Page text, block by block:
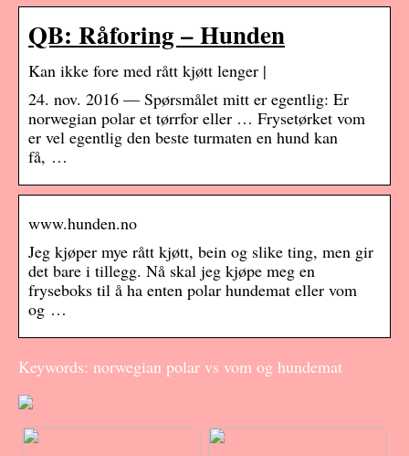
QB: Råforing – Hunden
Kan ikke fore med rått kjøtt lenger |
24. nov. 2016 — Spørsmålet mitt er egentlig: Er
norwegian polar et tørrfor eller … Frysetørket vom
er vel egentlig den beste turmaten en hund kan
få, …
www.hunden.no
Jeg kjøper mye rått kjøtt, bein og slike ting, men gir
det bare i tillegg. Nå skal jeg kjøpe meg en
fryseboks til å ha enten polar hundemat eller vom
og …
Keywords: norwegian polar vs vom og hundemat